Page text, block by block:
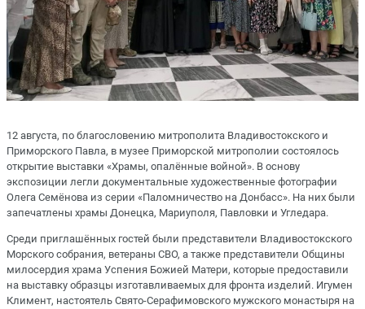
12 августа, по благословению митрополита Владивостокского и
Приморского Павла, в музее Приморской митрополии состоялось
открытие выставки «Храмы, опалённые войной». В основу
экспозиции легли документальные художественные фотографии
Олега Семёнова из серии «Паломничество на Донбасс». На них были
запечатлены храмы Донецка, Мариуполя, Павловки и Угледара.
Среди приглашённых гостей были представители Владивостокского
Морского собрания, ветераны СВО, а также представители Общины
милосердия храма Успения Божией Матери, которые предоставили
на выставку образцы изготавливаемых для фронта изделий. Игумен
Климент, настоятель Свято-Серафимовского мужского монастыря на